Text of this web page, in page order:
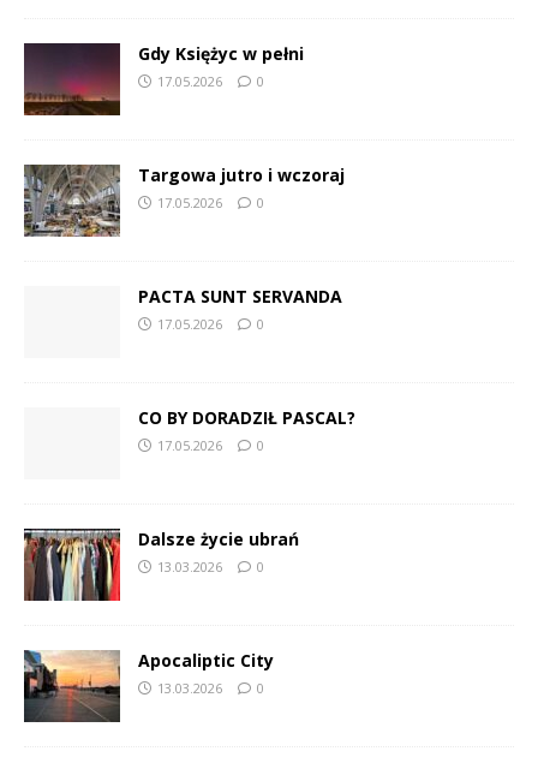
Gdy Księżyc w pełni
17.05.2026 0
Targowa jutro i wczoraj
17.05.2026 0
PACTA SUNT SERVANDA
17.05.2026 0
CO BY DORADZIŁ PASCAL?
17.05.2026 0
Dalsze życie ubrań
13.03.2026 0
Apocaliptic City
13.03.2026 0